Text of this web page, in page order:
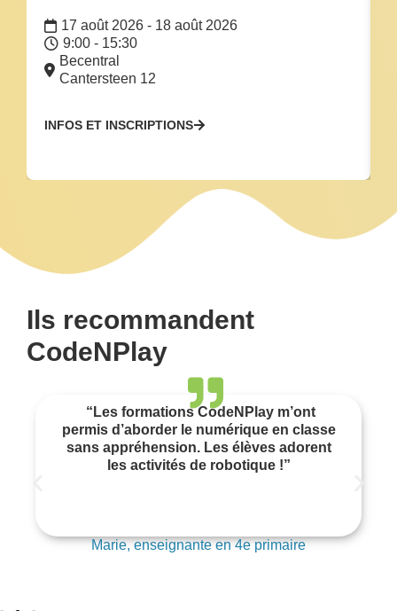
17 août 2026 - 18 août 2026
9:00 - 15:30
Becentral
Cantersteen 12
INFOS ET INSCRIPTIONS
Ils recommandent
CodeNPlay
“Les formations CodeNPlay m’ont
permis d’aborder le numérique en classe
sans appréhension. Les élèves adorent
les activités de robotique !”
Marie, enseignante en 4e primaire